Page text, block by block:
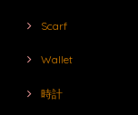
Scarf
Wallet
時計